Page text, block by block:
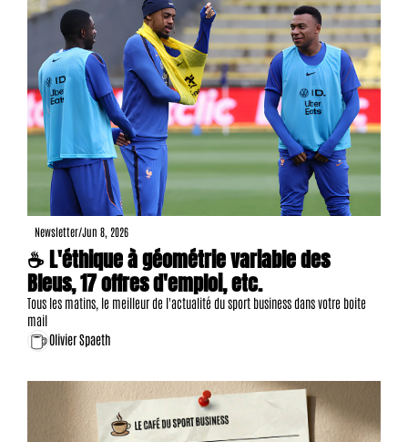
Newsletter/Jun 8, 2026
☕ L'éthique à géométrie variable des
Bleus, 17 offres d'emploi, etc.
Tous les matins, le meilleur de l'actualité du sport business dans votre boite
mail
Olivier Spaeth